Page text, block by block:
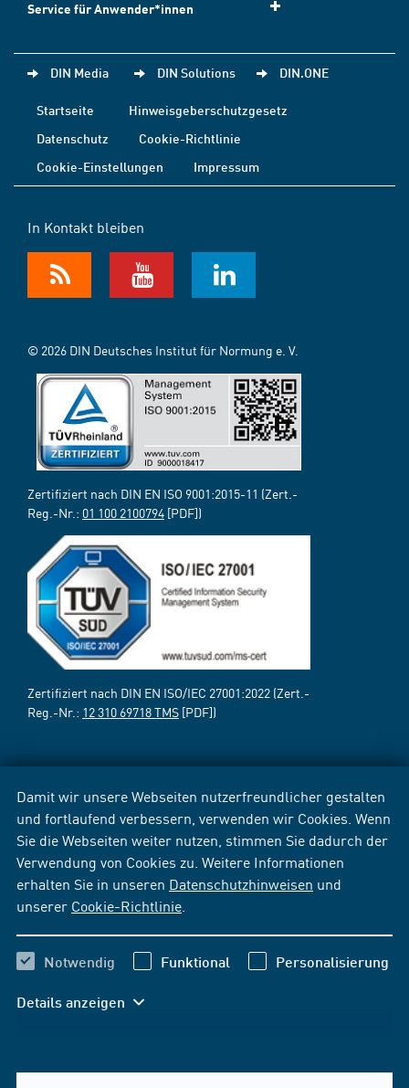
Damit wir unsere Webseiten nutzerfreundlicher gestalten
und fortlaufend verbessern, verwenden wir Cookies. Wenn
Sie die Webseiten weiter nutzen, stimmen Sie dadurch der
Verwendung von Cookies zu. Weitere Informationen
erhalten Sie in unseren Datenschutzhinweisen und
unserer Cookie-Richtlinie
Notwendig Funktional Personalisierung
Details anzeigen
Service für Anwender*innen
DIN Media DIN Solutions DIN.ONE
Startseite
Hinweisgeberschutzgesetz
Datenschutz
Cookie-Richtlinie
Cookie-Einstellungen
Impressum
In Kontakt bleiben
© 2026 DIN Deutsches Institut für Normung e. V.
Zertifiziert nach DIN EN ISO 9001:2015-11 (Zert.-
Reg.-Nr.: 01 100 2100794 [PDF])
Zertifiziert nach DIN EN ISO/IEC 27001:2022 (Zert.-
Reg.-Nr.: 12 310 69718 TMS [PDF])